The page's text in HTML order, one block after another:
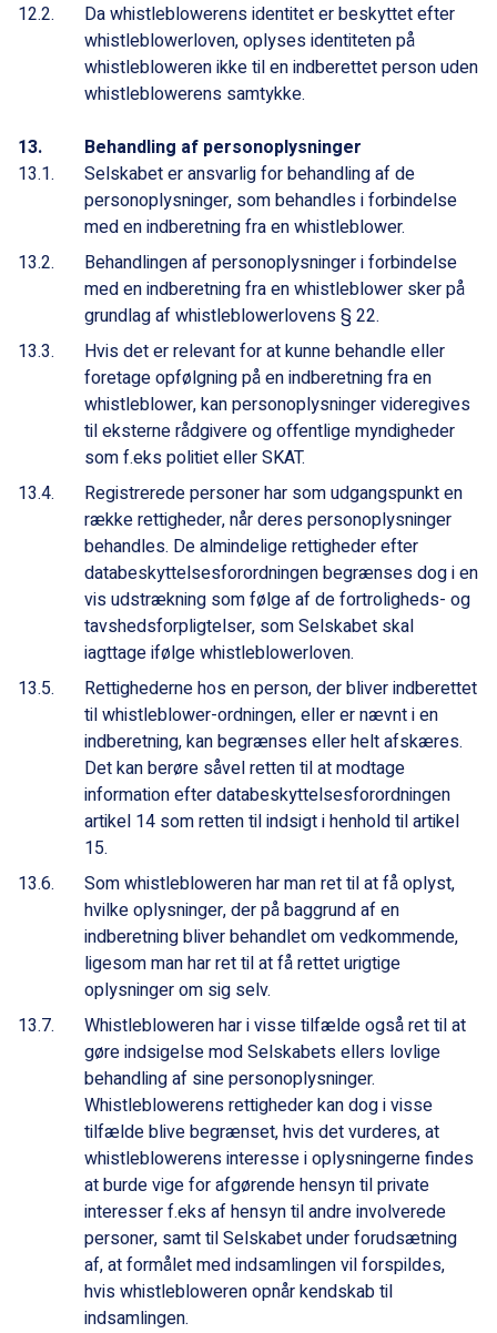
Da whistleblowerens identitet er beskyttet efter
whistleblowerloven, oplyses identiteten på
whistlebloweren ikke til en indberettet person uden
whistleblowerens samtykke.
Behandling af personoplysninger
Selskabet er ansvarlig for behandling af de
personoplysninger, som behandles i forbindelse
med en indberetning fra en whistleblower.
Behandlingen af personoplysninger i forbindelse
med en indberetning fra en whistleblower sker på
grundlag af whistleblowerlovens § 22.
Hvis det er relevant for at kunne behandle eller
foretage opfølgning på en indberetning fra en
whistleblower, kan personoplysninger videregives
til eksterne rådgivere og offentlige myndigheder
som f.eks politiet eller SKAT.
Registrerede personer har som udgangspunkt en
række rettigheder, når deres personoplysninger
behandles. De almindelige rettigheder efter
databeskyttelsesforordningen begrænses dog i en
vis udstrækning som følge af de fortroligheds- og
tavshedsforpligtelser, som Selskabet skal
iagttage ifølge whistleblowerloven.
Rettighederne hos en person, der bliver indberettet
til whistleblower-ordningen, eller er nævnt i en
indberetning, kan begrænses eller helt afskæres.
Det kan berøre såvel retten til at modtage
information efter databeskyttelsesforordningen
artikel 14 som retten til indsigt i henhold til artikel
15.
Som whistlebloweren har man ret til at få oplyst,
hvilke oplysninger, der på baggrund af en
indberetning bliver behandlet om vedkommende,
ligesom man har ret til at få rettet urigtige
oplysninger om sig selv.
Whistlebloweren har i visse tilfælde også ret til at
gøre indsigelse mod Selskabets ellers lovlige
behandling af sine personoplysninger.
Whistleblowerens rettigheder kan dog i visse
tilfælde blive begrænset, hvis det vurderes, at
whistleblowerens interesse i oplysningerne findes
at burde vige for afgørende hensyn til private
interesser f.eks af hensyn til andre involverede
personer, samt til Selskabet under forudsætning
af, at formålet med indsamlingen vil forspildes,
hvis whistlebloweren opnår kendskab til
indsamlingen.